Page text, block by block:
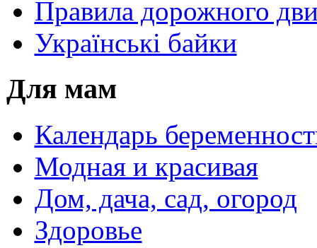
Правила дорожного
Українські байки
Для мам
Календарь
Модная и красивая
Дом, дача, сад, огород
Здоровье